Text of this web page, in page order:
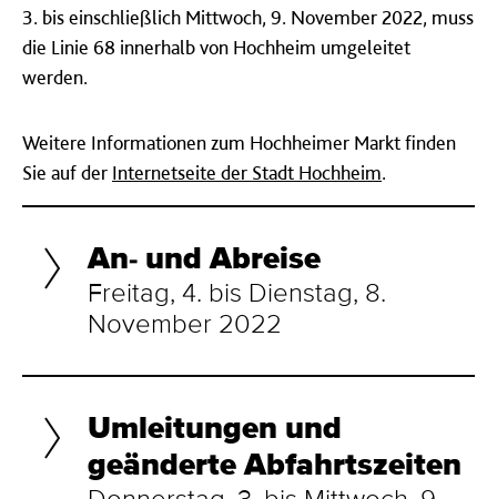
3. bis einschließlich Mittwoch, 9. November 2022, muss
die Linie 68 innerhalb von Hochheim umgeleitet
werden.
Weitere Informationen zum Hochheimer Markt finden
Sie auf der Internetseite der Stadt Hochheim.
An- und Abreise
Freitag, 4. bis Dienstag, 8.
November 2022
Umleitungen und
geänderte Abfahrtszeiten